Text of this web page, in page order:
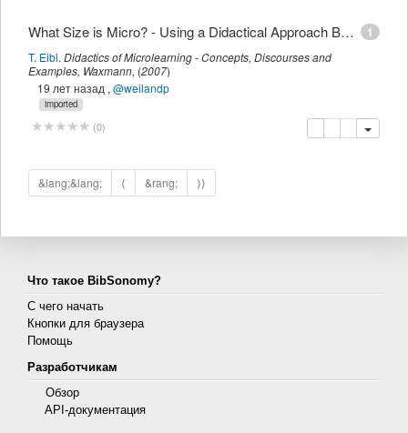
1
What Size is Micro? - Using a Didactical Approach Based on Learning Objectives to Define Granularity
T. Eibl. Didactics of Microlearning - Concepts, Discourses and
Examples, Waxmann, (2007)
19 лет назад ,@weilandp
imported
(0) копировать
удалить
&lang;&lang; ⟨ &rang; ⟩⟩
Что такое BibSonomy?
С чего начать
Кнопки для браузера
Помощь
Разработчикам
Обзор
API-документация